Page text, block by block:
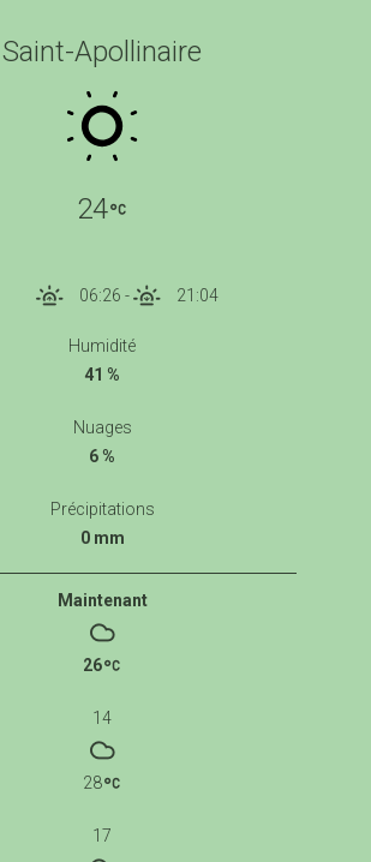
Saint-Apollinaire
24
06:26 - 21:04
Humidité
41 %
Nuages
6 %
Précipitations
0 mm
Maintenant
26
14
28
17